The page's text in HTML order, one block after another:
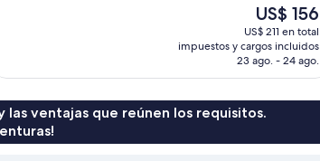
El
precio
actual
es
de
US$ 156
US$ 211 en total
impuestos y cargos incluidos
23 ago. - 24 ago.
las ventajas que reúnen los requisitos.